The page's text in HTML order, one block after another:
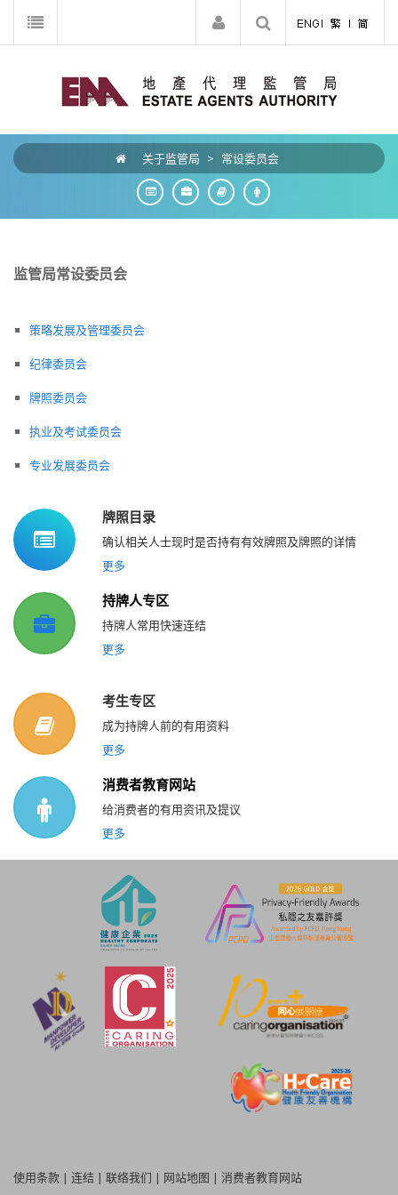
关于监管局 > 常设委员会
监管局常设委员会
策略发展及管理委员会
纪律委员会
牌照委员会
执业及考试委员会
专业发展委员会
牌照目录
确认相关人士现时是否持有有效牌照及牌照的详情
更多
持牌人专区
持牌人常用快速连结
更多
考生专区
成为持牌人前的有用资料
更多
消费者教育网站
给消费者的有用资讯及提议
更多
使用条款 | 连结 | 联络我们 | 网站地图 | 消费者教育网站